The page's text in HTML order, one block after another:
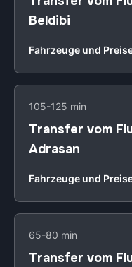
Beldibi
Fahrzeuge und
105-125 min
Transfer vom
Adrasan
Fahrzeuge und
65-80 min
Transfer vom